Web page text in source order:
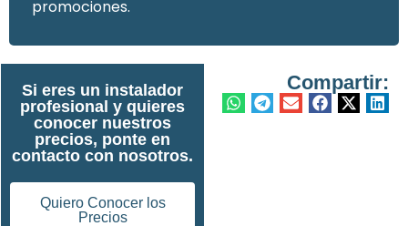
promociones.
Si eres un instalador
profesional y quieres
conocer nuestros
precios, ponte en
contacto con nosotros.
Quiero Conocer los
Precios
Compartir: